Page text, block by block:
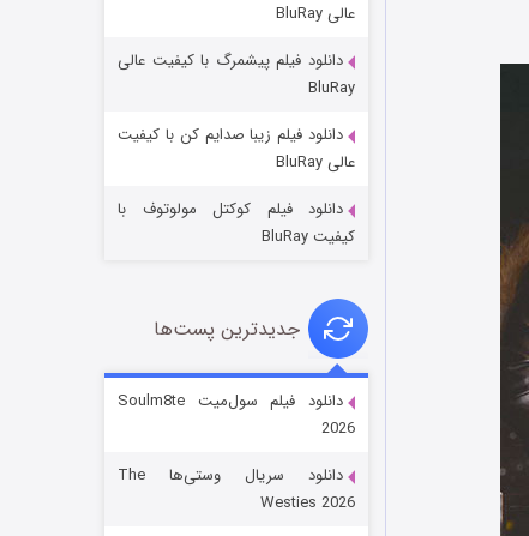
جادوگری در مغولستان
قسمت۶ (زیرنویس)
عالی BluRay
دانلود فیلم پیشمرگ با کیفیت عالی
BluRay
دانلود فیلم زیبا صدایم کن با کیفیت
عالی BluRay
دانلود فیلم کوکتل مولوتوف با
کیفیت BluRay
جدیدترین پست‌ها
دانلود فیلم سول‌میت Soulm8te
2026
دانلود سریال وستی‌ها The
Westies 2026